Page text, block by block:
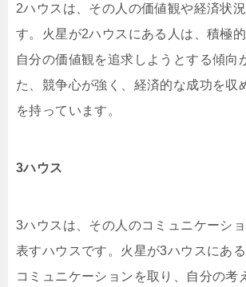
2ハウスは、その人の価値観や経済状
す。火星が2ハウスにある人は、積極的
自分の価値観を追求しようとする傾向
た、競争心が強く、経済的な成功を収
を持っています。
3ハウス
3ハウスは、その人のコミュニケーシ
表すハウスです。火星が3ハウスにあ
コミュニケーションを取り、自分の考